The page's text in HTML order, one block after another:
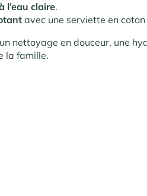
l’eau claire.
avec une serviette en
nettoyage en douceur, une
la famille.